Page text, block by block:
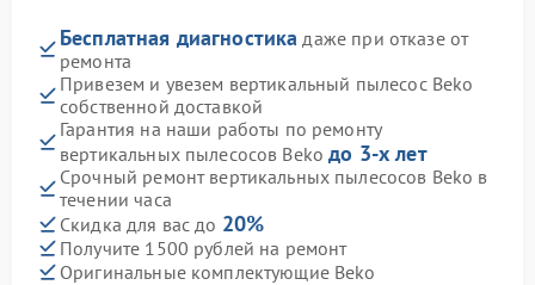
Бесплатная диагностика даже при отказе от
ремонта
Привезем и увезем вертикальный пылесос Beko
собственной доставкой
Гарантия на наши работы по ремонту
вертикальных пылесосов Bekoдо 3-х лет
Срочный ремонт вертикальных пылесосов Beko в
течении часа
Скидка для вас до 20%
Получите 1500 рублей на ремонт
Оригинальные комплектующие Beko